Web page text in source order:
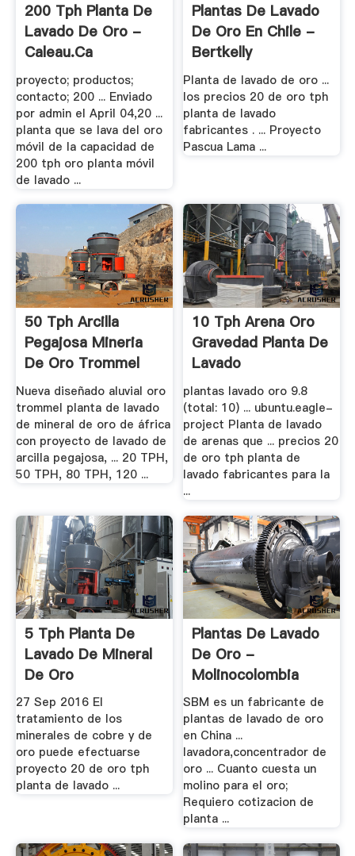
200 Tph Planta De
Lavado De Oro -
Caleau.ca
proyecto; productos;
contacto; 200 ... Enviado
por admin el April 04,20 ...
planta que se lava del oro
móvil de la capacidad de
200 tph oro planta móvil
de lavado ...
Plantas De Lavado
De Oro En Chile -
Bertkelly
Planta de lavado de oro ...
los precios 20 de oro tph
planta de lavado
fabricantes . ... Proyecto
Pascua Lama ...
50 Tph Arcilla
Pegajosa Mineria
De Oro Trommel
Nueva diseñado aluvial oro
trommel planta de lavado
de mineral de oro de áfrica
con proyecto de lavado de
arcilla pegajosa, ... 20 TPH,
50 TPH, 80 TPH, 120 ...
10 Tph Arena Oro
Gravedad Planta De
Lavado
plantas lavado oro 9.8
(total: 10) ... ubuntu.eagle-
project Planta de lavado
de arenas que ... precios 20
de oro tph planta de
lavado fabricantes para la
...
5 Tph Planta De
Lavado De Mineral
De Oro
27 Sep 2016 El
tratamiento de los
minerales de cobre y de
oro puede efectuarse
proyecto 20 de oro tph
planta de lavado ...
Plantas De Lavado
De Oro -
Molinocolombia
SBM es un fabricante de
plantas de lavado de oro
en China ...
lavadora,concentrador de
oro ... Cuanto cuesta un
molino para el oro;
Requiero cotizacion de
planta ...